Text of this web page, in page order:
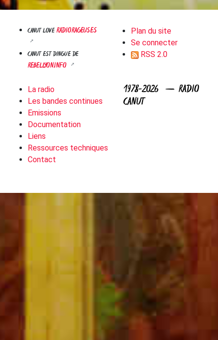
CANUT LOVERADIORAGEUSES
CANUT EST DINGUE DE
REBELLYON.INFO
Plan du site
Se connecter
RSS 2.0
La radio
Les bandes continues
Emissions
Documentation
Liens
Ressources techniques
Contact
1978-2026 — RADIO
CANUT